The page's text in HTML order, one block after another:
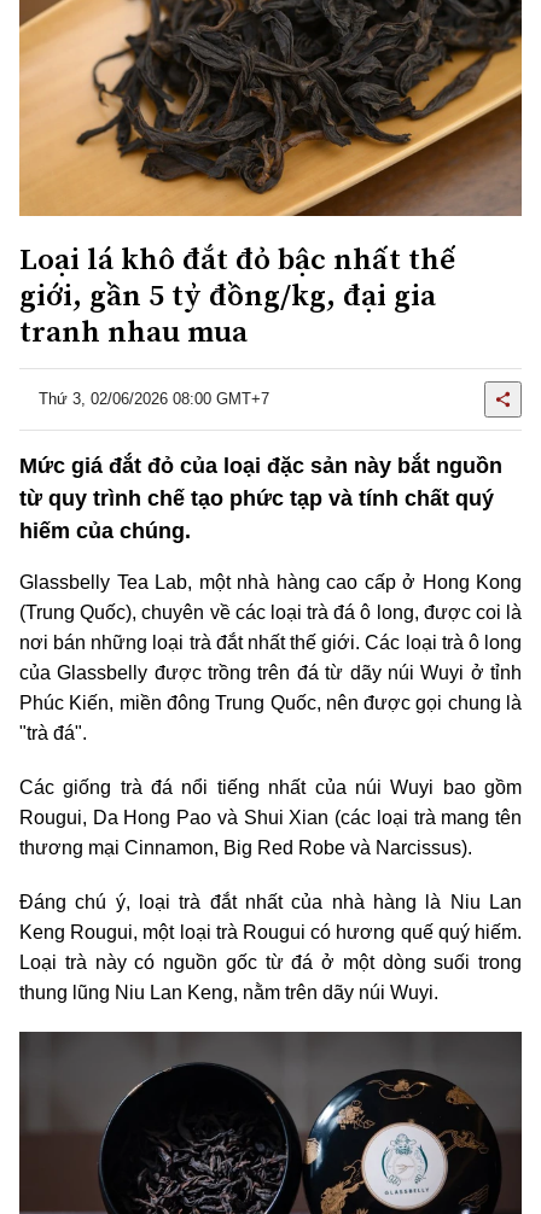
Loại lá khô đắt đỏ bậc nhất thế
giới, gần 5 tỷ đồng/kg, đại gia
tranh nhau mua
Thứ 3, 02/06/2026 08:00 GMT+7
Mức giá đắt đỏ của loại đặc sản này bắt nguồn
từ quy trình chế tạo phức tạp và tính chất quý
hiếm của chúng.
Glassbelly Tea Lab, một nhà hàng cao cấp ở Hong Kong
(Trung Quốc), chuyên về các loại trà đá ô long, được coi là
nơi bán những loại trà đắt nhất thế giới. Các loại trà ô long
của Glassbelly được trồng trên đá từ dãy núi Wuyi ở tỉnh
Phúc Kiến, miền đông Trung Quốc, nên được gọi chung là
"trà đá".
Các giống trà đá nổi tiếng nhất của núi Wuyi bao gồm
Rougui, Da Hong Pao và Shui Xian (các loại trà mang tên
thương mại Cinnamon, Big Red Robe và Narcissus).
Đáng chú ý, loại trà đắt nhất của nhà hàng là Niu Lan
Keng Rougui, một loại trà Rougui có hương quế quý hiếm.
Loại trà này có nguồn gốc từ đá ở một dòng suối trong
thung lũng Niu Lan Keng, nằm trên dãy núi Wuyi.